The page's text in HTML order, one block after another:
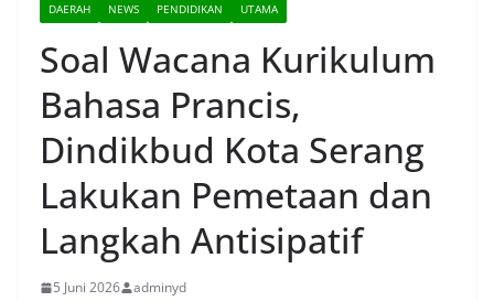
DAERAH NEWS PENDIDIKAN UTAMA
Soal Wacana Kurikulum
Bahasa Prancis,
Dindikbud Kota Serang
Lakukan Pemetaan dan
Langkah Antisipatif
5 Juni 2026 adminyd